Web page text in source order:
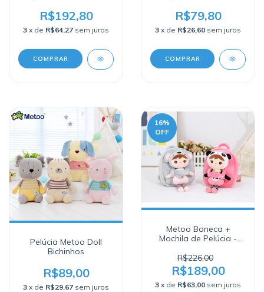
R$192,80
3 x de R$64,27 sem juros
COMPRAR
R$79,80
3 x de R$26,60 sem juros
COMPRAR
Pelúcia Metoo Doll
Bichinhos
R$89,00
3 x de R$29,67 sem juros
16%
OFF
Metoo Boneca +
Mochila de Pelúcia -
R$226,00
R$189,00
3 x de R$63,00 sem juros